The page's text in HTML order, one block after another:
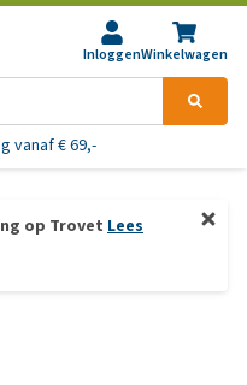
InloggenWinkelwagen
vanaf € 69,-
op Trovet Lees